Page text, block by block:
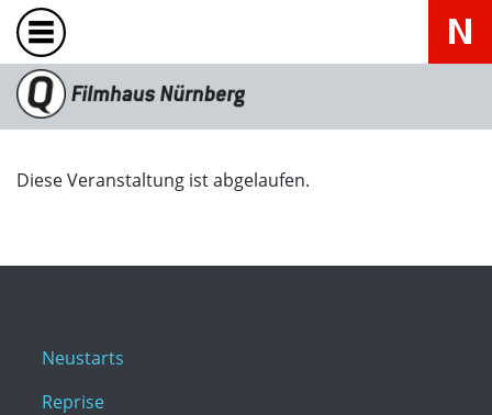
Diese Veranstaltung ist abgelaufen.
Neustarts
Reprise